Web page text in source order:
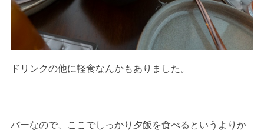
ドリンクの他に軽食なんかもありました。
バーなので、ここでしっかり夕飯を食べるというよりか